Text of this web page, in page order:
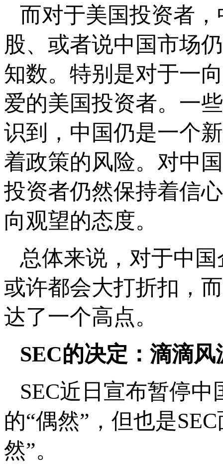
而对于美国投资者
股、或者说中国市场
知数。特别是对于一
爱的美国投资者。一
识到，中国仍是一个
着政策的风险。对中
投资者仍然保持着信
向观望的态度。
总体来说，对于中
或许都会大打折扣，
达了一个高点。
SEC的决定：滴滴
SEC近日宣布暂停
的“偶然”，但也是
然”。